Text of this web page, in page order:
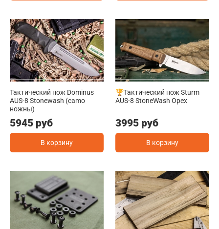
Тактический нож Dominus
AUS-8 Stonewash (camo
ножны)
5945 руб
В корзину
🏆Тактический нож Sturm
AUS-8 StoneWash Орех
3995 руб
В корзину